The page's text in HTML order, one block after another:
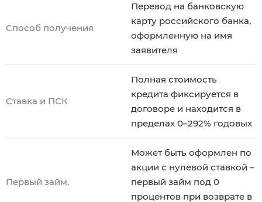
Способ получения
Перевод на банковскую
карту российского банка,
оформленную на имя
заявителя
Ставка и ПСК
Полная стоимость
кредита фиксируется в
договоре и находится в
пределах 0–292% годовых
Первый займ.
Может быть оформлен по
акции с нулевой ставкой –
первый займ под 0
процентов при возврате в